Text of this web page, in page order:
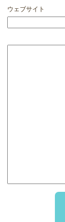
ウェブサイト